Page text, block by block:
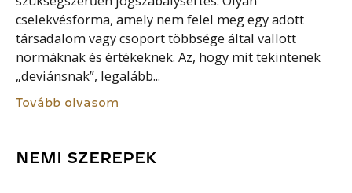
cselekvésforma, amely nem felel meg egy adott
társadalom vagy csoport többsége által vallott
normáknak és értékeknek. Az, hogy mit tekintenek
„deviánsnak”, legalább...
Tovább olvasom
NEMI SZEREPEK